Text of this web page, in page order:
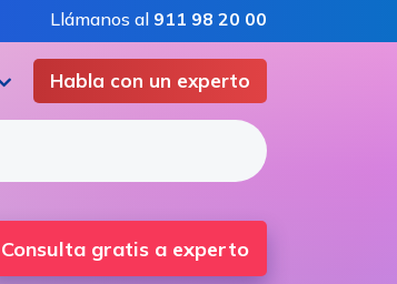
Llámanos al 911 98 20 00
Habla con un experto
Consulta gratis a experto